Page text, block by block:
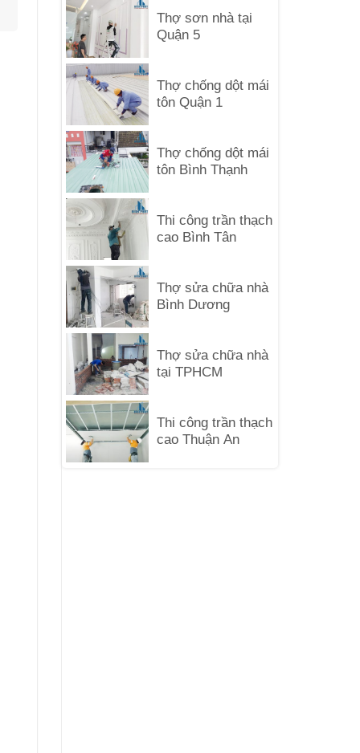
Thợ sơn nhà tại
Quận 5
Thợ chống dột mái
tôn Quận 1
Thợ chống dột mái
tôn Bình Thạnh
Thi công trần thạch
cao Bình Tân
Thợ sửa chữa nhà
Bình Dương
Thợ sửa chữa nhà
tại TPHCM
Thi công trần thạch
cao Thuận An